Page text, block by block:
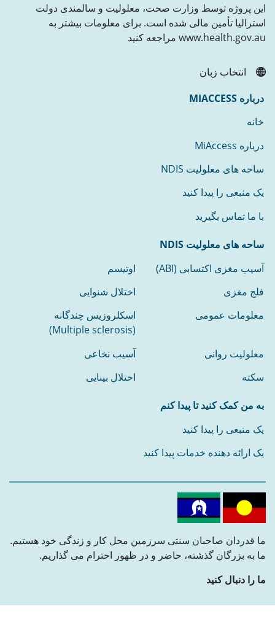
این پروژه توسط وزارت صحت، معلولیت و سالمندی دولت
استرالیا تأمین مالی شده است. برای معلومات بیشتر به
www.health.gov.au مراجعه کنید
انتخاب زبان
درباره MIACCESS
خانه
درباره MiAccess
ساحه های معلولیت NDIS
یک منبعی را پیدا کنید
با ما تماس بگیرید
ساحه های معلولیت NDIS
آسیب مغزی اکتسابی (ABI)
اوتیسم
فلج مغزی
اختلال شنوایی
معلومات عمومی
اسکلروزیس چندگانه
(Multiple sclerosis)
معلولیت روانی
آسیب نخاعی
سکته
اختلال بینایی
به من کمک کنید تا پیدا کنم
یک منبعی را پیدا کنید
یک ارائه دهنده خدمات پیدا کنید
ما قدردان صاحبان سنتی سرزمین محل کار و زندگی خود هستیم.
ما به بزرگان گذشته، حاضر و در ظهور احترام می گذاریم.
ما را دنبال کنید